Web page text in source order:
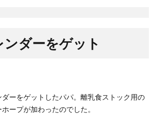
ンダーをゲット
ーをゲットしたパパ。離乳食ストック用の
ープが加わったのでした。